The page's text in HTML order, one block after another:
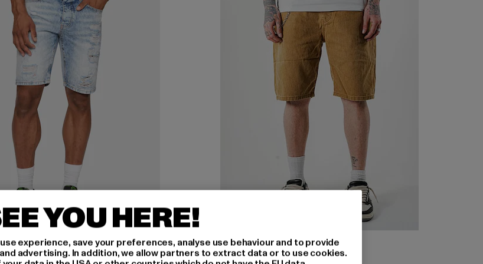
2Y PREMIUM
Basic
YOU HERE!
experience, save your preferences, analyse use behaviour and to provide
advertising. In addition, we allow partners to extract data or to use cookies.